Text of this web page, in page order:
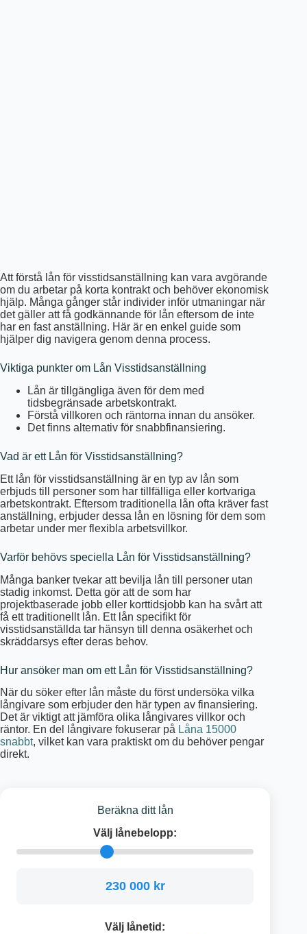
Att förstå lån för visstidsanställning kan vara avgörande
om du arbetar på korta kontrakt och behöver ekonomisk
hjälp. Många gånger står individer inför utmaningar när
det gäller att få godkännande för lån eftersom de inte
har en fast anställning. Här är en enkel guide som
hjälper dig navigera genom denna process.
Viktiga punkter om Lån Visstidsanställning
Lån är tillgängliga även för dem med
tidsbegränsade arbetskontrakt.
Förstå villkoren och räntorna innan du ansöker.
Det finns alternativ för snabbfinansiering.
Vad är ett Lån för Visstidsanställning?
Ett lån för visstidsanställning är en typ av lån som
erbjuds till personer som har tillfälliga eller kortvariga
arbetskontrakt. Eftersom traditionella lån ofta kräver fast
anställning, erbjuder dessa lån en lösning för dem som
arbetar under mer flexibla arbetsvillkor.
Varför behövs speciella Lån för Visstidsanställning?
Många banker tvekar att bevilja lån till personer utan
stadig inkomst. Detta gör att de som har
projektbaserade jobb eller korttidsjobb kan ha svårt att
få ett traditionellt lån. Ett lån specifikt för
visstidsanställda tar hänsyn till denna osäkerhet och
skräddarsys efter deras behov.
Hur ansöker man om ett Lån för Visstidsanställning?
När du söker efter lån måste du först undersöka vilka
långivare som erbjuder den här typen av finansiering.
Det är viktigt att jämföra olika långivares villkor och
räntor. En del långivare fokuserar på Låna 15000
snabbt, vilket kan vara praktiskt om du behöver pengar
direkt.
Beräkna ditt lån
Välj lånebelopp:
230 000 kr
Välj lånetid: